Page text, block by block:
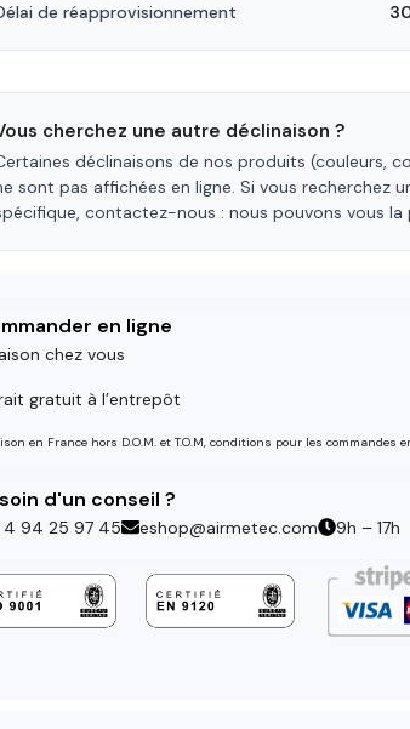
de réapprovisionnement
cherchez une autre déclinaison ?
déclinaisons de nos produits (couleurs,
sont pas affichées en ligne. Si vous recherchez
contactez-nous : nous pouvons vous la
en ligne
chez vous
gratuit à l’entrepôt
en France hors D.O.M. et T.O.M, conditions pour les commandes
d'un conseil ?
4 94 25 97 45 eshop@airmetec.com 9h – 17h